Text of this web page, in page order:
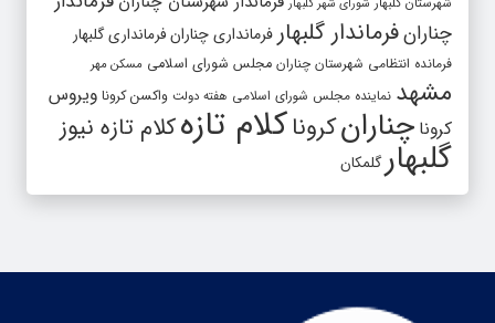
شورای شهر گلبهار
چنارانفرماندار گلبهار فرمانداری چنارانفرمانداری گلبهار
فرمانده انتظامی شهرستان چناران مجلس شورای اسلامی مسکن مهر
مشهد نماینده مجلس شورای اسلامی هفته دولت واکسن کرونا ویروس
کرونا چنارانکروناکلام تازهکلام تازه نیوز
گلبهارگلمکان